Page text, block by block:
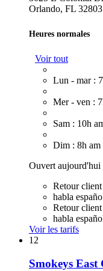
Orlando, FL 32803
Heures normales
Voir tout
Lun - mar :
Mer - ven :
Sam : 10h
Dim : 8h am
Ouvert aujourd'hui
Retour
habla
Retour
habla
Voir les tarifs
12
Smokeys